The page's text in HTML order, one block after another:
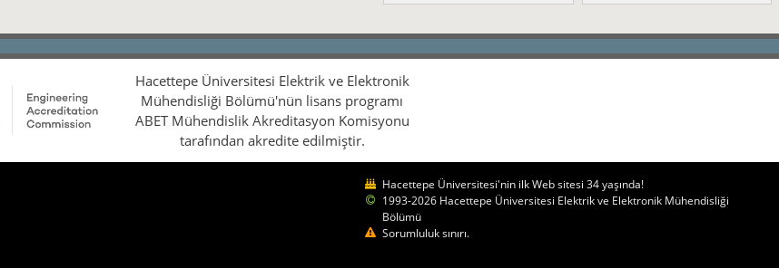
Hacettepe Üniversitesi Elektrik ve Elektronik
Mühendisliği Bölümü'nün lisans programı
ABET Mühendislik Akreditasyon Komisyonu
tarafından akredite edilmiştir.
Hacettepe Üniversitesi'nin ilk Web sitesi 34 yaşında!
1993-2026 Hacettepe Üniversitesi Elektrik ve Elektronik Mühendisliği
Bölümü
Sorumluluk sınırı.